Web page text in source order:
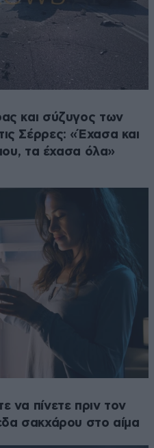
και σύζυγος των
Σέρρες: «Έχασα και
τα έχασα όλα»
να πίνετε πριν τον
σακχάρου στο αίμα